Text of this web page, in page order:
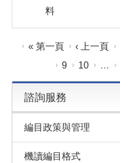
料
頁面« 第一頁 ‹ 上一頁
9
10 …
諮詢服務
編目政策與管理
機讀編目格式